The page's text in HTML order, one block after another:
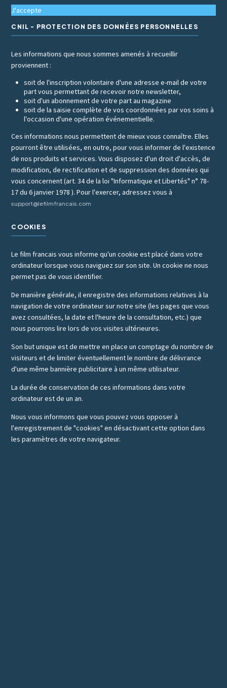
J'accepte
CNIL - PROTECTION DES DONNÉES PERSONNELLES
Les informations que nous sommes amenés à recueillir
proviennent :
soit de l'inscription volontaire d'une adresse e-mail de votre
part vous permettant de recevoir notre newsletter,
soit d'un abonnement de votre part au magazine
soit de la saisie complète de vos coordonnées par vos soins à
l'occasion d'une opération événementielle.
Ces informations nous permettent de mieux vous connaître. Elles
pourront être utilisées, en outre, pour vous informer de l'existence
de nos produits et services. Vous disposez d'un droit d'accès, de
modification, de rectification et de suppression des données qui
vous concernent (art. 34 de la loi "Informatique et Libertés" n° 78-
17 du 6 janvier 1978 ). Pour l'exercer, adressez vous à
support@lefilmfrancais.com
COOKIES
Le film francais vous informe qu'un cookie est placé dans votre
ordinateur lorsque vous naviguez sur son site. Un cookie ne nous
permet pas de vous identifier.
De manière générale, il enregistre des informations relatives à la
navigation de votre ordinateur sur notre site (les pages que vous
avez consultées, la date et l'heure de la consultation, etc.) que
nous pourrons lire lors de vos visites ultérieures.
Son but unique est de mettre en place un comptage du nombre de
visiteurs et de limiter éventuellement le nombre de délivrance
d'une même bannière publicitaire à un même utilisateur.
La durée de conservation de ces informations dans votre
ordinateur est de un an.
Nous vous informons que vous pouvez vous opposer à
l'enregistrement de "cookies" en désactivant cette option dans
les paramètres de votre navigateur.